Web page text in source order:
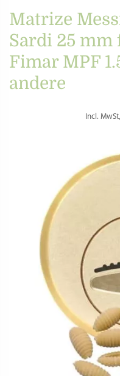
Matrize
Sardi 25
Fimar MPF
andere
Incl.